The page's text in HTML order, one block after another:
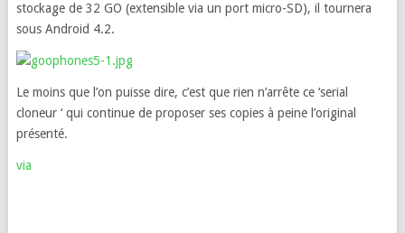
stockage de 32 GO (extensible via un port micro-SD), il tournera
sous Android 4.2.
Le moins que l’on puisse dire, c’est que rien n’arrête ce ‘serial
cloneur ‘ qui continue de proposer ses copies à peine l’original
présenté.
via